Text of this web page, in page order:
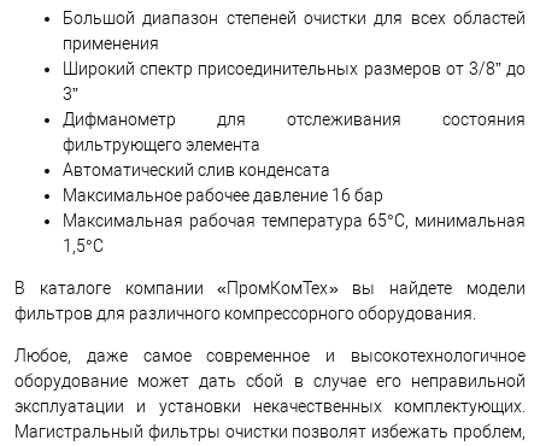
Большой диапазон степеней очистки для всех областей
применения
Широкий спектр присоединительных размеров от 3/8” до
3”
Дифманометр для отслеживания состояния
фильтрующего элемента
Автоматический слив конденсата
Максимальное рабочее давление 16 бар
Максимальная рабочая температура 65°С, минимальная
1,5°С
В каталоге компании «ПромКомТех» вы найдете модели
фильтров для различного компрессорного оборудования.
Любое, даже самое современное и высокотехнологичное
оборудование может дать сбой в случае его неправильной
эксплуатации и установки некачественных комплектующих.
Магистральный фильтры очистки позволят избежать проблем,